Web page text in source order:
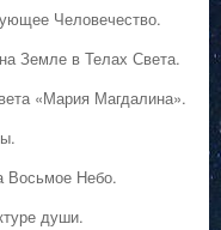
Человечество.
Земле в Телах Света.
«Мария Магдалина».
Восьмое Небо.
души.